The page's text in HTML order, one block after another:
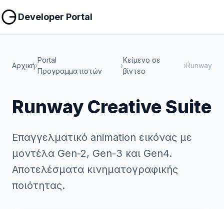
Developer Portal
Αρχική›
Portal
Προγραμματιστών
›
Κείμενο σε
βίντεο
›Runway
Runway Creative Suite
Επαγγελματικό animation εικόνας με
μοντέλα Gen-2, Gen-3 και Gen4.
Αποτελέσματα κινηματογραφικής
ποιότητας.